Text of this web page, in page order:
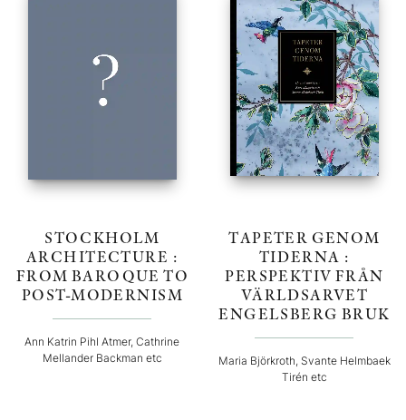
STOCKHOLM
ARCHITECTURE :
FROM BAROQUE TO
POST-MODERNISM
Ann Katrin Pihl Atmer, Cathrine
Mellander Backman etc
TAPETER GENOM
TIDERNA :
PERSPEKTIV FRÅN
VÄRLDSARVET
ENGELSBERG BRUK
Maria Björkroth, Svante Helmbaek
Tirén etc